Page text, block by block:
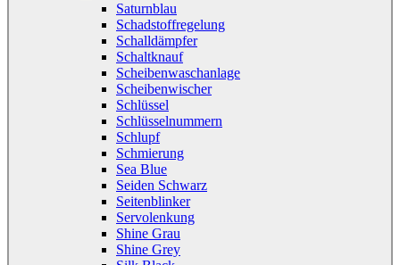
Saturnblau
Schadstoffregelung
Schalldämpfer
Schaltknauf
Scheibenwaschanlage
Scheibenwischer
Schlüssel
Schlüsselnummern
Schlupf
Schmierung
Sea Blue
Seiden Schwarz
Seitenblinker
Servolenkung
Shine Grau
Shine Grey